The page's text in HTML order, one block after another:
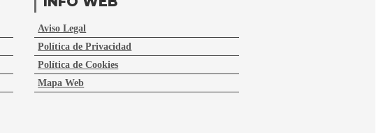
Aviso Legal
Política de Privacidad
Política de Cookies
Mapa Web